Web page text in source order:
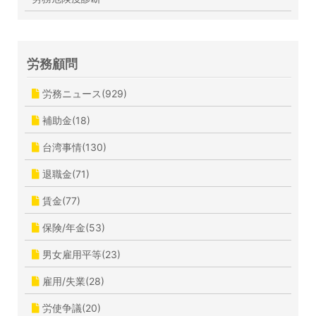
労務顧問
労務ニュース(929)
補助金(18)
台湾事情(130)
退職金(71)
賃金(77)
保険/年金(53)
男女雇用平等(23)
雇用/失業(28)
労使争議(20)